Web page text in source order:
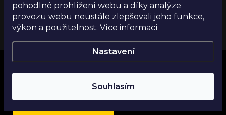
pohodlné prohlížení webu a díky analýze
provozu webu neustále zlepšovali jeho funkce,
výkon a použitelnost. Více informací
Nastavení
Souhlasím
Vložením e-mailu souhlasíte spodmínkami ochrany osobních
údajů
a
+420 608 140 598
10:00 - 18:00
Najdi si parfém